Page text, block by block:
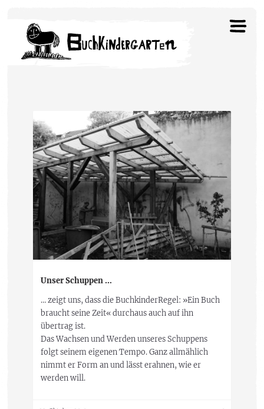
Unser Schuppen …
… zeigt uns, dass die BuchkinderRegel: »Ein Buch
braucht seine Zeit« durchaus auch auf ihn
übertrag ist.
Das Wachsen und Werden unseres Schuppens
folgt seinem eigenen Tempo. Ganz allmählich
nimmt er Form an und lässt erahnen, wie er
werden will.